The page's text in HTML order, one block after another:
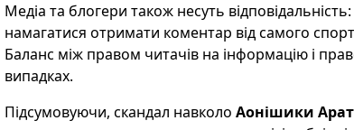
Медіа та блогери також несуть
намагатися отримати коментар від самого
Баланс між правом читачів на інформацію і
випадках.
Підсумовуючи, скандал навколо Аонішики